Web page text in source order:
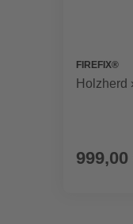
FIREFIX®
Holzherd
999,00